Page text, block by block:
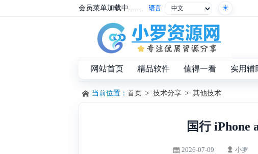
会员菜单加载中...... 语言
网站首页 精品软件 值得一看 实用辅
当前位置： 首页 > 技术分享 > 其他技术
国行 iPhone
2026-07-09 小罗